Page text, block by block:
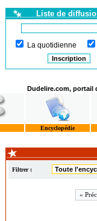
Liste de
La quotidienne
Dudelire.com, portail
Encyclopédie
Filtrer :
«